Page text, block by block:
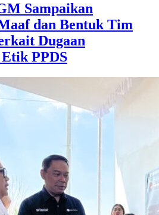
Sampaikan
dan Bentuk Tim
Dugaan
PPDS